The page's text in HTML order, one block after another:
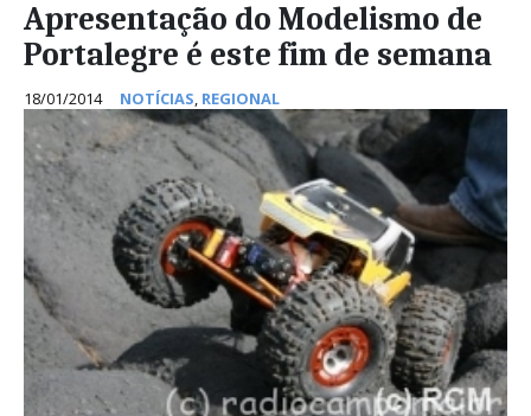
Apresentação do Modelismo de
Portalegre é este fim de semana
18/01/2014 NOTÍCIAS, REGIONAL